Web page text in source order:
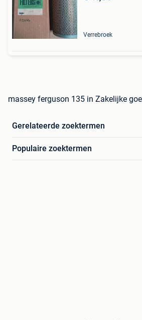
Verrebroek
massey ferguson 135 in Zakelijke
Gerelateerde zoektermen
Populaire zoektermen